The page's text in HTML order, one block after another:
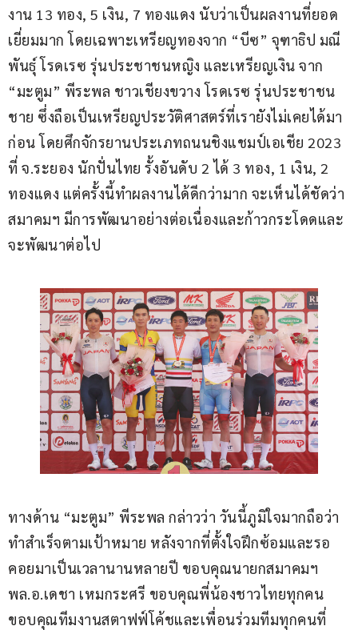
งาน 13 ทอง, 5 เงิน, 7 ทองแดง นับว่าเป็นผลงานที่ยอด
เยี่ยมมาก โดยเฉพาะเหรียญทองจาก “บีซ” จุฑาธิป มณี
พันธุ์ โรดเรซ รุ่นประชาชนหญิง และเหรียญเงิน จาก
“มะตูม” พีระพล ชาวเชียงขวาง โรดเรซ รุ่นประชาชน
ชาย ซึ่งถือเป็นเหรียญประวัติศาสตร์ที่เรายังไม่เคยได้มา
ก่อน โดยศึกจักรยานประเภทถนนชิงแชมป์เอเชีย 2023
ที่ จ.ระยอง นักปั่นไทย รั้งอันดับ 2 ได้ 3 ทอง, 1 เงิน, 2
ทองแดง แต่ครั้งนี้ทำผลงานได้ดีกว่ามาก จะเห็นได้ชัดว่า
สมาคมฯ มีการพัฒนาอย่างต่อเนื่องและก้าวกระโดดและ
จะพัฒนาต่อไป
ทางด้าน “มะตูม” พีระพล กล่าวว่า วันนี้ภูมิใจมากถือว่า
ทำสำเร็จตามเป้าหมาย หลังจากที่ตั้งใจฝึกซ้อมและรอ
คอยมาเป็นเวลานานหลายปี ขอบคุณนายกสมาคมฯ
พล.อ.เดชา เหมกระศรี ขอบคุณพี่น้องชาวไทยทุกคน
ขอบคุณทีมงานสตาฟฟ์โค้ชและเพื่อนร่วมทีมทุกคนที่